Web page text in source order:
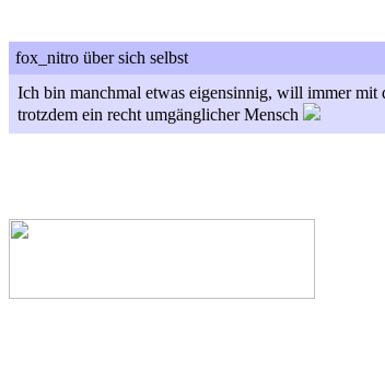
fox_nitro über sich selbst
Ich bin manchmal etwas eigensinnig, will immer
trotzdem ein recht umgänglicher Mensch